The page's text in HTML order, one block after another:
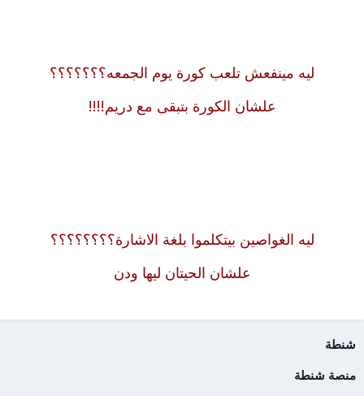
ليه مينفعش تلعب كورة يوم الجمعه؟؟؟؟؟؟؟
علشان الكورة بتبقى مع دريم!!!!
ليه الغواصين بيتكلموا بلغة الاشارة؟؟؟؟؟؟؟؟
علشان الحيتان ليها ودن
شنطة
منصة شنطة